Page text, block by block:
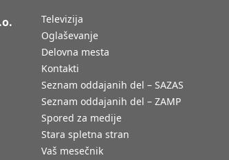
Televizija
Oglaševanje
Delovna mesta
Kontakti
Seznam oddajanih del – SAZAS
Seznam oddajanih del – ZAMP
Spored za medije
Stara spletna stran
Vaš mesečnik